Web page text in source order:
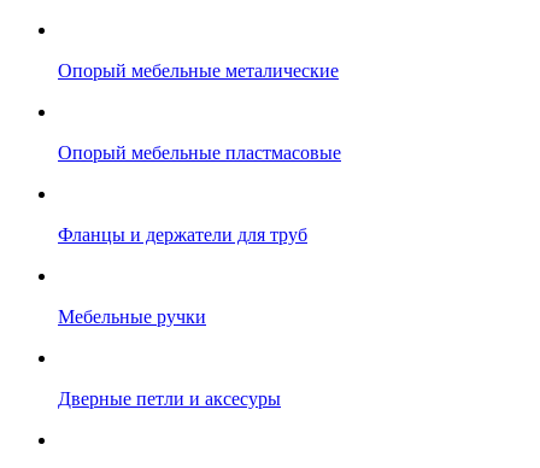
Мебельные ручки
Дверные петли и аксесуры